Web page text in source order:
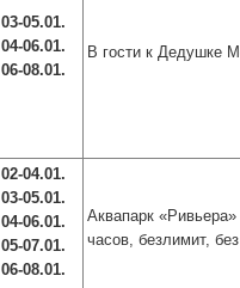
03-05.01.
04-06.01.
06-08.01.
В гости к Дедушке
02-04.01.
03-05.01.
04-06.01.
05-07.01.
06-08.01.
Аквапарк «Ривьера»
часов, безлимит,